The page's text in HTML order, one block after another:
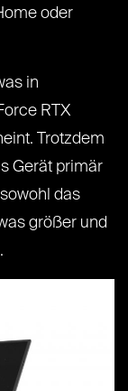
oder
in
RTX
Trotzdem
Gerät primär
das
größer und